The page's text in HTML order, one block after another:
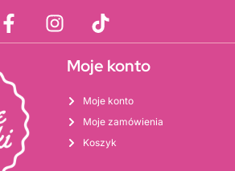
Moje konto
Moje konto
Moje zamówienia
Koszyk